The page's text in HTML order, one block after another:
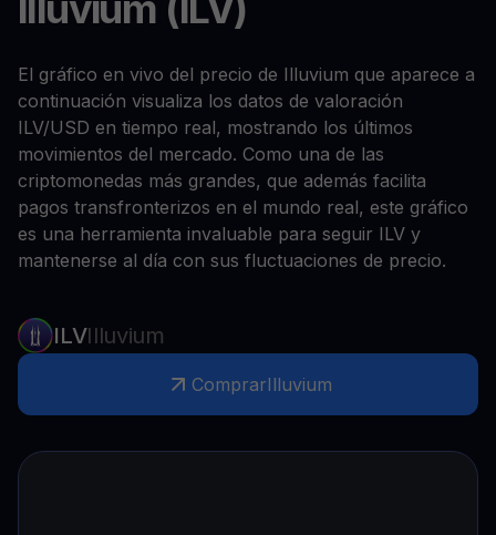
El gráfico en vivo del precio de Illuvium que aparece a
continuación visualiza los datos de valoración
ILV/USD en tiempo real, mostrando los últimos
movimientos del mercado. Como una de las
criptomonedas más grandes, que además facilita
pagos transfronterizos en el mundo real, este gráfico
es una herramienta invaluable para seguir ILV y
mantenerse al día con sus fluctuaciones de precio.
ILVIlluvium
ComprarIlluvium